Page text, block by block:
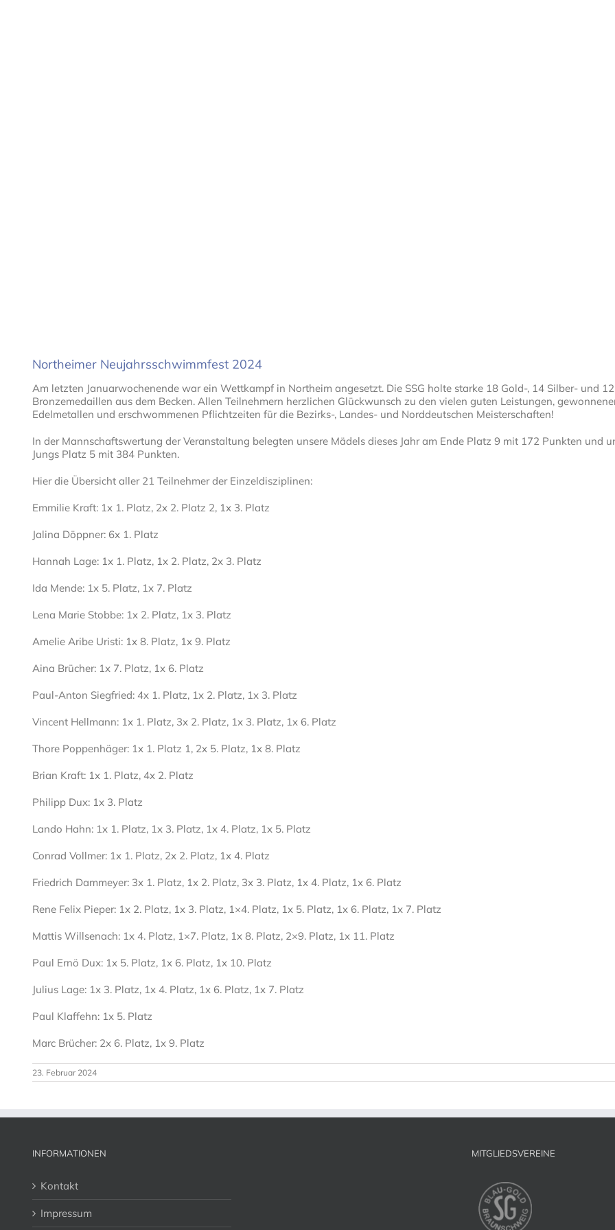
Northeimer Neujahrsschwimmfest 2024
Am letzten Januarwochenende war ein Wettkampf in Northeim angesetzt. Die SSG holte starke 18 Gold-, 14 Silber- und 12
Bronzemedaillen aus dem Becken. Allen Teilnehmern herzlichen Glückwunsch zu den vielen guten Leistungen,
Edelmetallen und erschwommenen Pflichtzeiten für die Bezirks-, Landes- und Norddeutschen Meisterschaften!
In der Mannschaftswertung der Veranstaltung belegten unsere Mädels dieses Jahr am Ende Platz 9 mit 172 Punkten und
Jungs Platz 5 mit 384 Punkten.
Hier die Übersicht aller 21 Teilnehmerder Einzeldisziplinen:
Emmilie Kraft: 1x 1. Platz, 2x 2. Platz 2, 1x 3. Platz
Jalina Döppner: 6x 1. Platz
Hannah Lage: 1x 1. Platz, 1x 2. Platz, 2x 3. Platz
Ida Mende: 1x 5. Platz, 1x 7. Platz
Lena Marie Stobbe: 1x 2. Platz, 1x 3. Platz
Amelie Aribe Uristi: 1x 8. Platz, 1x 9. Platz
Aina Brücher: 1x 7. Platz, 1x 6. Platz
Paul-Anton Siegfried: 4x 1. Platz, 1x 2. Platz, 1x 3. Platz
Vincent Hellmann: 1x 1. Platz, 3x 2. Platz, 1x 3. Platz, 1x 6. Platz
Thore Poppenhäger: 1x 1. Platz 1, 2x 5. Platz, 1x 8. Platz
Brian Kraft: 1x 1. Platz, 4x 2. Platz
Philipp Dux: 1x 3. Platz
Lando Hahn: 1x 1. Platz, 1x 3. Platz, 1x 4. Platz, 1x 5. Platz
Conrad Vollmer: 1x 1. Platz, 2x 2. Platz, 1x 4. Platz
Friedrich Dammeyer: 3x 1. Platz, 1x 2. Platz, 3x 3. Platz, 1x 4. Platz, 1x 6. Platz
Rene Felix Pieper: 1x 2. Platz, 1x 3. Platz, 1×4. Platz, 1x 5. Platz, 1x 6. Platz, 1x 7. Platz
Mattis Willsenach: 1x 4. Platz, 1×7. Platz, 1x 8. Platz, 2×9. Platz, 1x 11. Platz
Paul Ernö Dux: 1x 5. Platz, 1x 6. Platz, 1x 10. Platz
Julius Lage: 1x 3. Platz, 1x 4. Platz, 1x 6. Platz, 1x 7. Platz
Paul Klaffehn: 1x 5. Platz
Marc Brücher: 2x 6. Platz, 1x 9. Platz
23. Februar 2024
INFORMATIONEN
Kontakt
Impressum
MITGLIEDSVEREINE